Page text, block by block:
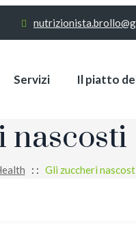
Servizi Il piatto
nascosti
: : Gli zuccheri